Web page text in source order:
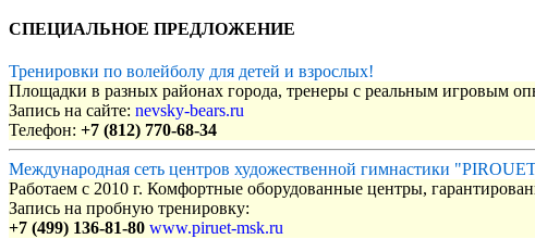
СПЕЦИАЛЬНОЕ ПРЕДЛОЖЕНИЕ
Тренировки по волейболу для детей и взрослых!
Площадки в разных районах города, тренеры с реальным игровым
Запись на сайте: nevsky-bears.ru
Телефон: +7 (812) 770-68-34
Международная сеть центров художественной гимнастики
Работаем с 2010 г. Комфортные оборудованные центры,
Запись на пробную тренировку:
+7 (499) 136-81-80 www.piruet-msk.ru